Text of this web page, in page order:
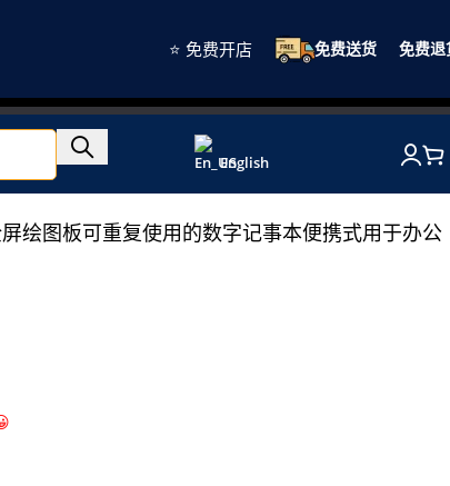
⭐ 免费开店 免费送货 免费退
English
绘图板可重复使用的数字记事本便携式用于办公